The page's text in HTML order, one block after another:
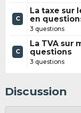
C
La taxe sur
en
3 questions
C
La TVA sur
questions
3 questions
Discussion